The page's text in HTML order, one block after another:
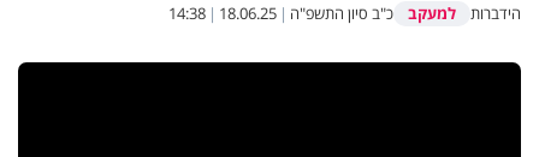
הידברות למעקב כ"ב סיון התשפ"ה |
18.06.25
|
14:38